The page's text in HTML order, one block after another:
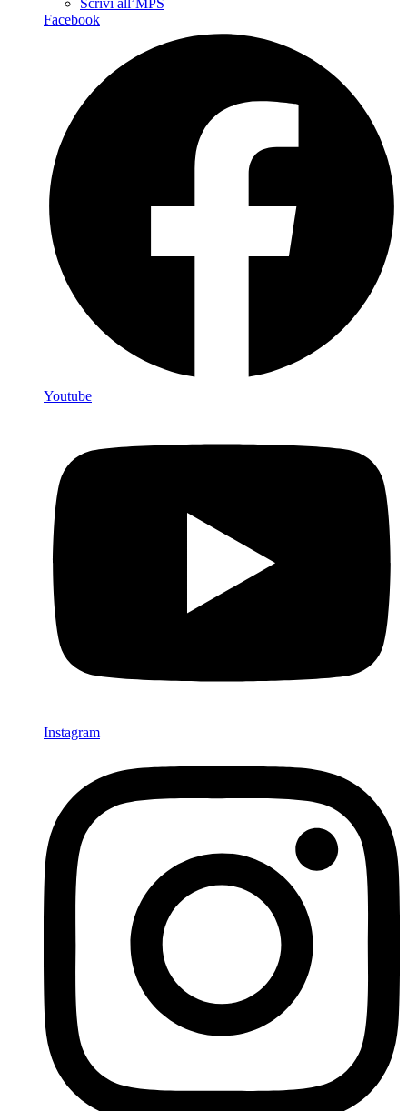
Facebook
Youtube
Instagram